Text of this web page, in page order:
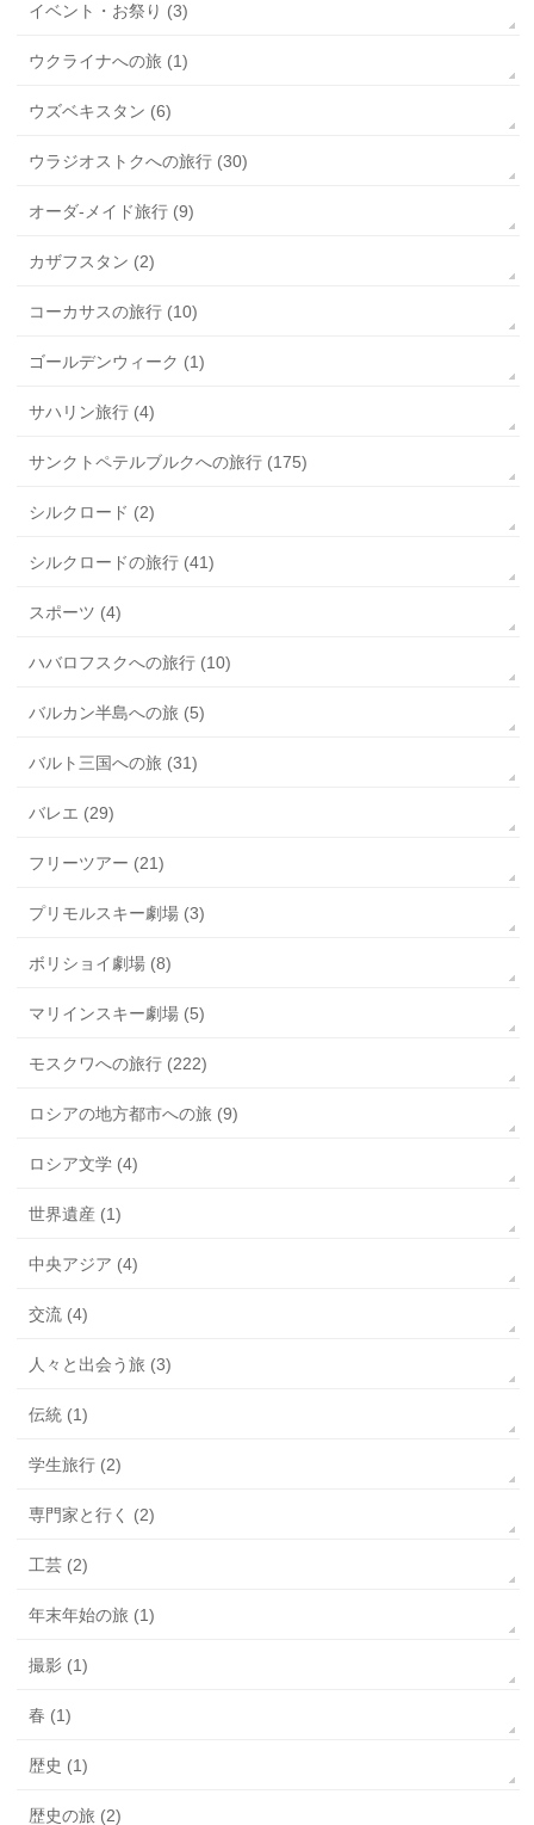
イベント・お祭り (3)
ウクライナへの旅 (1)
ウズベキスタン (6)
ウラジオストクへの旅行 (30)
オーダ-メイド旅行 (9)
カザフスタン (2)
コーカサスの旅行 (10)
ゴールデンウィーク (1)
サハリン旅行 (4)
サンクトペテルブルクへの旅行 (175)
シルクロード (2)
シルクロードの旅行 (41)
スポーツ (4)
ハバロフスクへの旅行 (10)
バルカン半島への旅 (5)
バルト三国への旅 (31)
バレエ (29)
フリーツアー (21)
プリモルスキー劇場 (3)
ボリショイ劇場 (8)
マリインスキー劇場 (5)
モスクワへの旅行 (222)
ロシアの地方都市への旅 (9)
ロシア文学 (4)
世界遺産 (1)
中央アジア (4)
交流 (4)
人々と出会う旅 (3)
伝統 (1)
学生旅行 (2)
専門家と行く (2)
工芸 (2)
年末年始の旅 (1)
撮影 (1)
春 (1)
歴史 (1)
歴史の旅 (2)